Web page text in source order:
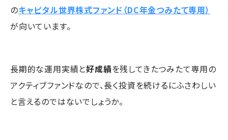
のキャピタル世界株式ファンド（DC年金つみたて専用）
が向いています。
長期的な運用実績と好成績を残してきたつみたて専用の
アクティブファンドなので、長く投資を続けるにふさわしい
と言えるのではないでしょうか。